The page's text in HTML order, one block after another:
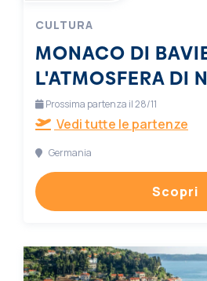
CULTURA
MONACO DI
L'ATMOSFERA DI
Prossima partenza il 28/11
Vedi tutte le partenze
Germania
Scopri